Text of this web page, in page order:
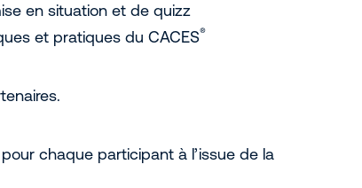
en situation et de quizz
et pratiques du CACES®
chaque participant à l’issue de la